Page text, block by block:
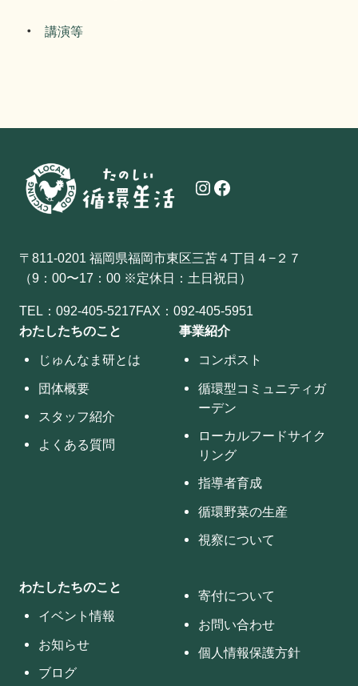
講演等
Instagram Facebook
〒811-0201 福岡県福岡市東区三苫４丁目４−２７
（9：00〜17：00 ※定休日：土日祝日）
TEL：092-405-5217FAX：092-405-5951
わたしたちのこと
じゅんなま研とは
団体概要
スタッフ紹介
よくある質問
事業紹介
コンポスト
循環型コミュニティガ
ーデン
ローカルフードサイク
リング
指導者育成
循環野菜の生産
視察について
わたしたちのこと
イベント情報
お知らせ
ブログ
寄付について
お問い合わせ
個人情報保護方針